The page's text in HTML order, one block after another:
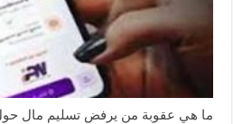
ما هي عقوبة من يرفض تسليم مال